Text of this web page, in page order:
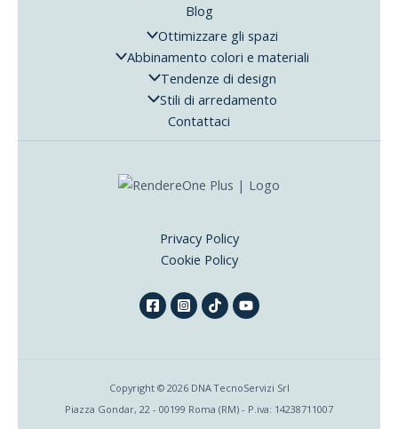
Blog
Ottimizzare gli spazi
Abbinamento colori e materiali
Tendenze di design
Stili di arredamento
Contattaci
Privacy Policy
Cookie Policy
Copyright © 2026 DNA TecnoServizi Srl
Piazza Gondar, 22 - 00199 Roma (RM) - P.iva: 14238711007